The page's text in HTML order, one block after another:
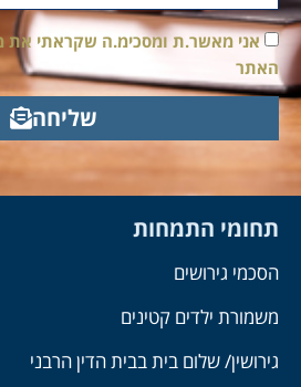
אני מאשר.ת ומסכימ.ה שקראתי את
האתר
שליחה
תחומי התמחות
הסכמי גירושים
משמורת ילדים קטינים
גירושין/ שלום בית בבית הדין הרבני